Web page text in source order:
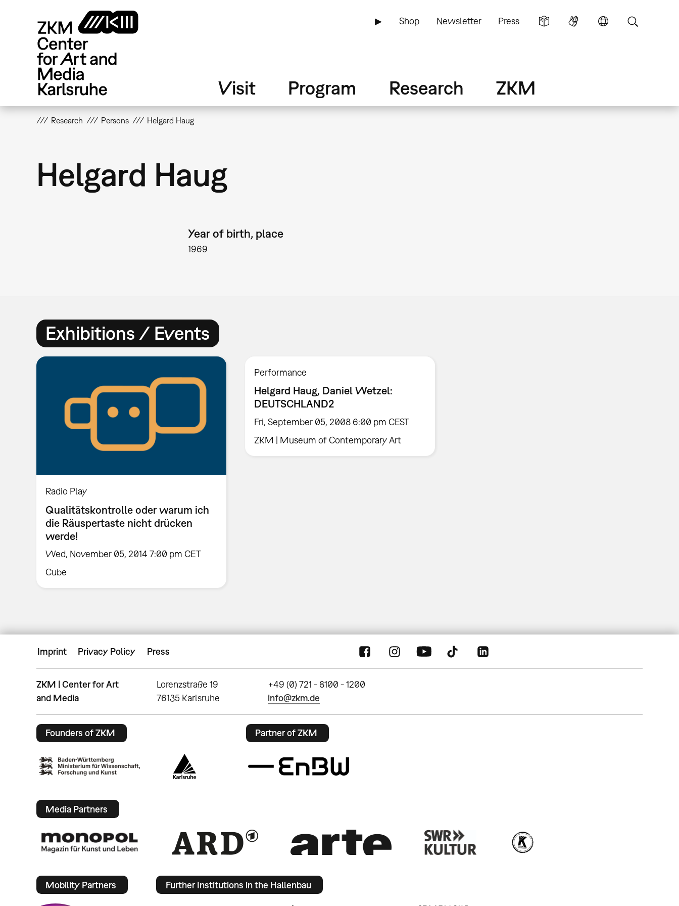
▶ Shop Newsletter Press
Visit Program Research ZKM
Research Persons Helgard Haug
Helgard Haug
Year of birth, place
1969
Exhibitions / Events
Radio Play
Qualitätskontrolle oder warum ich
die Räuspertaste nicht drücken
werde!
Wed, November 05, 2014 7:00 pm CET
Cube
Performance
Helgard Haug, Daniel Wetzel:
DEUTSCHLAND2
Fri, September 05, 2008 6:00 pm CEST
ZKM | Museum of Contemporary Art
Imprint Privacy Policy Press
ZKM | Center for Art
and Media
Lorenzstraße 19
76135 Karlsruhe
+49 (0) 721 - 8100 - 1200
info@zkm.de
Founders of ZKM Partner of ZKM
Media Partners
Mobility Partners Further Institutions in the Hallenbau